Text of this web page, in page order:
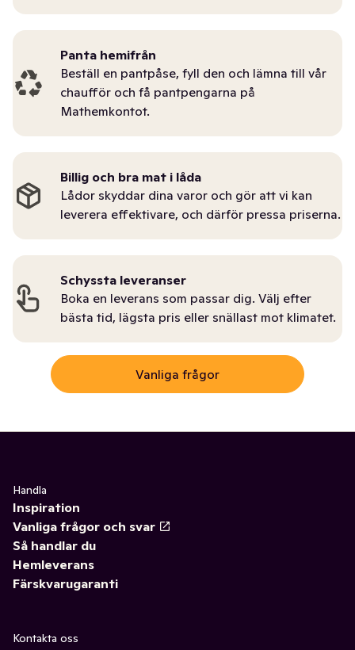
Panta hemifrån
Beställ en pantpåse, fyll den och lämna till vår
chaufför och få pantpengarna på
Mathemkontot.
Billig och bra mat i låda
Lådor skyddar dina varor och gör att vi kan
leverera effektivare, och därför pressa priserna.
Schyssta leveranser
Boka en leverans som passar dig. Välj efter
bästa tid, lägsta pris eller snällast mot klimatet.
Vanliga frågor
Handla
Inspiration
Vanliga frågor och svar
Så handlar du
Hemleverans
Färskvarugaranti
Kontakta oss